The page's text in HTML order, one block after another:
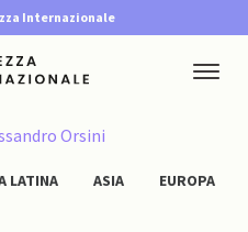
Internazionale
Orsini
LATINA ASIA EUROPA